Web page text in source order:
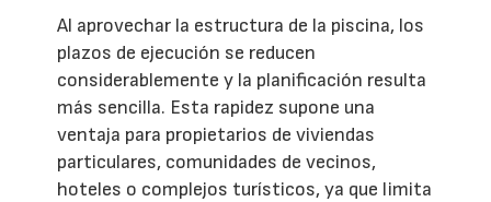
Al aprovechar la estructura de la piscina, los
plazos de ejecución se reducen
considerablemente y la planificación resulta
más sencilla. Esta rapidez supone una
ventaja para propietarios de viviendas
particulares, comunidades de vecinos,
hoteles o complejos turísticos, ya que limita